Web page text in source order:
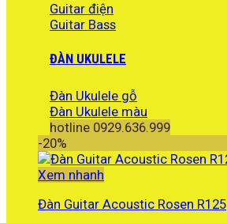
Guitar điện
Guitar Bass
ĐÀN UKULELE
Đàn Ukulele gỗ
Đàn Ukulele màu
hotline 0929.636.999
-20%
Xem nhanh
Đàn Guitar Acoustic Rosen R125